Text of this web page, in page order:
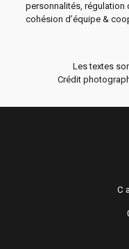
personnalités, régulation
cohésion d’équipe &
Les textes
Crédit